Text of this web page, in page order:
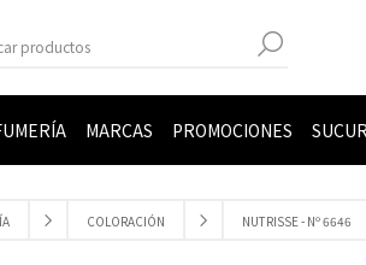
MARCAS PROMOCIONES
COLORACIÓN NUTRISSE - Nº 6646